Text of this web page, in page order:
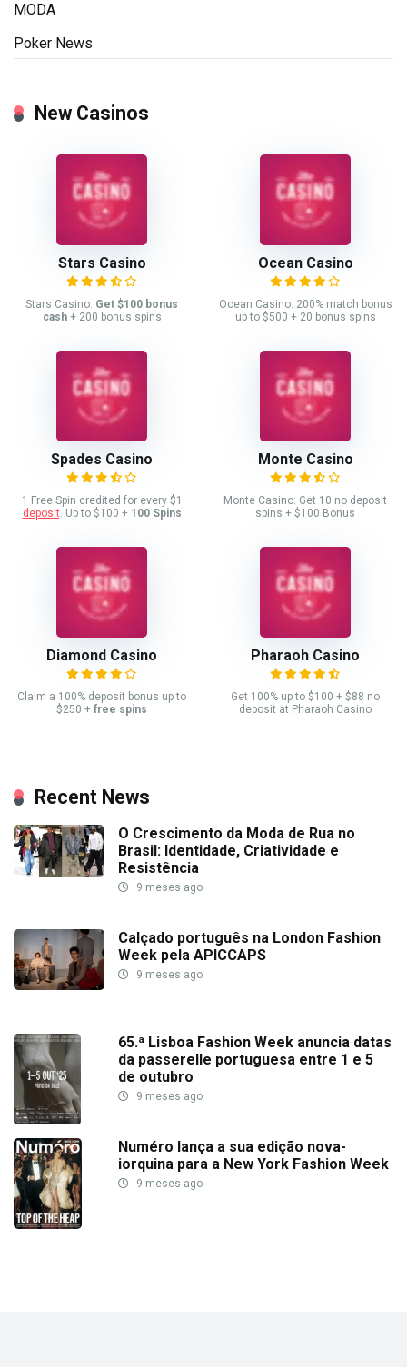
MODA
Poker News
New Casinos
Stars Casino
Stars Casino: Get $100 bonus
cash+ 200 bonus spins
Ocean Casino
Ocean Casino: 200% match bonus
up to $500 + 20 bonus spins
Spades Casino
1 Free Spin credited for every $1
deposit. Up to $100 + 100 Spins
Monte Casino
Monte Casino: Get 10 no deposit
spins + $100 Bonus
Diamond Casino
Claim a 100% deposit bonus up to
$250 + free spins
Pharaoh Casino
Get 100% up to $100 + $88 no
deposit at Pharaoh Casino
Recent News
O Crescimento da Moda de Rua no
Brasil: Identidade, Criatividade e
Resistência
9 meses ago
Calçado português na London Fashion
Week pela APICCAPS
9 meses ago
65.ª Lisboa Fashion Week anuncia datas
da passerelle portuguesa entre 1 e 5
de outubro
9 meses ago
Numéro lança a sua edição nova-
iorquina para a New York Fashion Week
9 meses ago